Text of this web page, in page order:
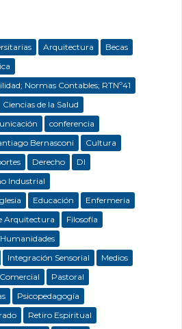
Arquitectura
Becas
Normas Contables; RTNº41
Ciencias de la Salud
conferencia
Bernasconi
Cultura
Derecho
DI
Industrial
Educación
Enfermeria
Arquitectura
Filosofía
Humanidades
Integración Sensorial
Medios
Pastoral
Psicopedagogía
Retiro Espiritual